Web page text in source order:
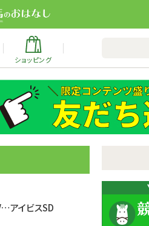
ショッピング
アイビスSD